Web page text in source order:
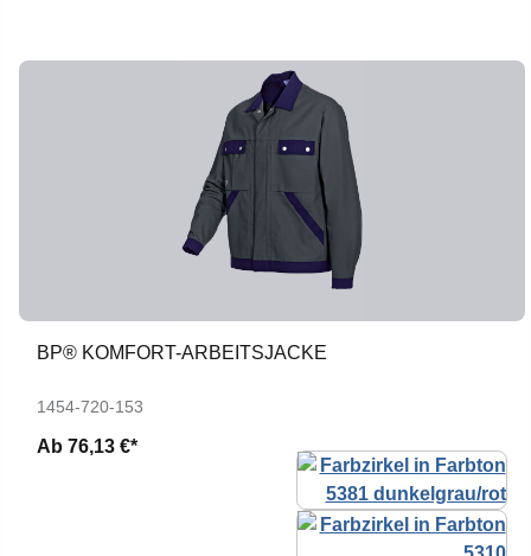
BP® KOMFORT-ARBEITSJACKE
1454-720-153
Ab 76,13 €*